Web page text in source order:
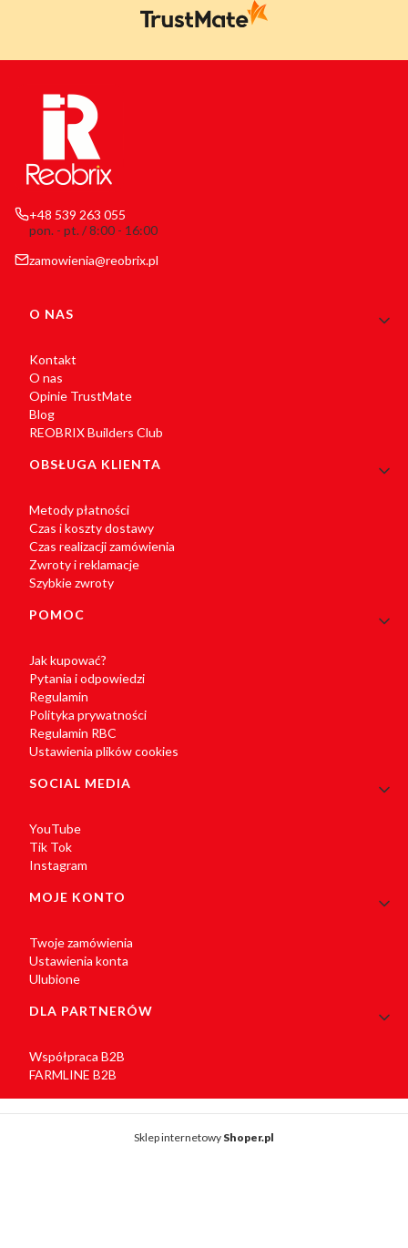
+48 539 263 055
pon. - pt. / 8:00 - 16:00
zamowienia@reobrix.pl
Linki w stopce
O NAS
Kontakt
O nas
Opinie TrustMate
Blog
REOBRIX Builders Club
OBSŁUGA KLIENTA
Metody płatności
Czas i koszty dostawy
Czas realizacji zamówienia
Zwroty i reklamacje
Szybkie zwroty
POMOC
Jak kupować?
Pytania i odpowiedzi
Regulamin
Polityka prywatności
Regulamin RBC
Ustawienia plików cookies
SOCIAL MEDIA
YouTube
Tik Tok
Instagram
MOJE KONTO
Twoje zamówienia
Ustawienia konta
Ulubione
DLA PARTNERÓW
Współpraca B2B
FARMLINE B2B
Sklep internetowy Shoper.pl